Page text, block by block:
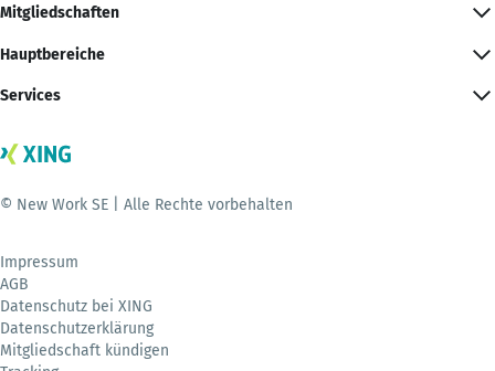
Mitgliedschaften
Hauptbereiche
Services
© New Work SE | Alle Rechte vorbehalten
Impressum
AGB
Datenschutz bei XING
Datenschutzerklärung
Mitgliedschaft kündigen